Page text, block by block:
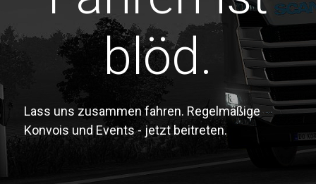
blöd.
Lass uns zusammen fahren. Regelmäßige
Konvois und Events - jetzt beitreten.